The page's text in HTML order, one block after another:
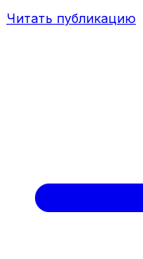
Читать публикацию